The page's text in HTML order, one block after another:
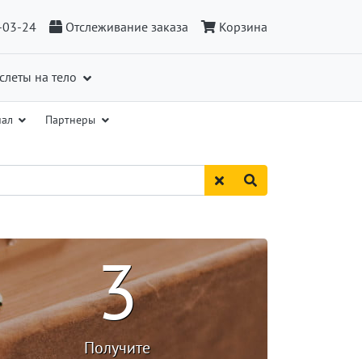
24 Отслеживание заказа Корзина
на тело
Партнеры
3
Получите